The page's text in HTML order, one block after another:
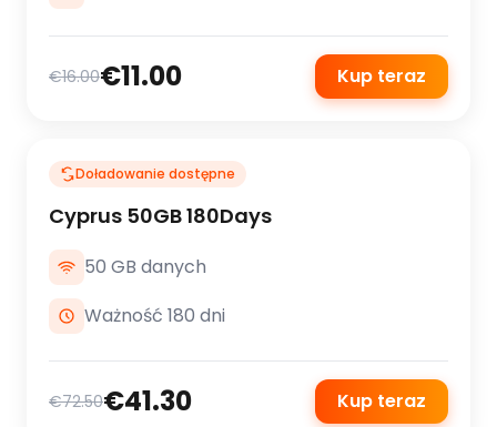
€16.00€11.00 Kup teraz
Doładowanie dostępne
Cyprus 50GB 180Days
50 GB danych
Ważność 180 dni
€72.50€41.30 Kup teraz